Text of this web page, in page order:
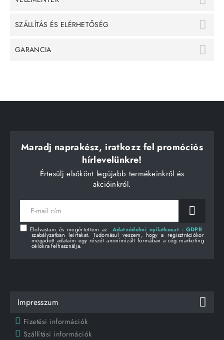
SZÁLLÍTÁS ÉS ELÉRHETŐSÉG
GARANCIA
Maradj naprakész, iratkozz fel promóciós
hírlevelünkre!
Értesülj elsőkönt legújabb termékeinkről és
akcióinkról.
E-
mail
Elolvastam és megértettem az Adatvédelmi nyilatkozat - GDPR
szabályzatban leírtakat. Tudomásul veszem, hogy a regisztrációkor
megadott adataim egy részét anonimizált formában a cég marketing
célokra felhasználja.
Impresszum
Fizetési információk
Szállítási információk